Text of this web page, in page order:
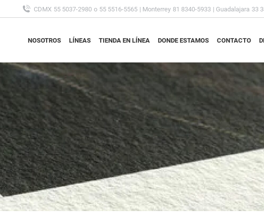
CDMX 55 5037-2980 o 55 5516-5565 | Monterrey 81 8340-5933 | Guadalajara 33
NOSOTROS LÍNEAS TIENDA EN LÍNEA DONDE ESTAMOS CONTACTO